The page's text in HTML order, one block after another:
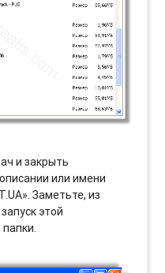
и закрыть
или имени
Заметьте, из
этой